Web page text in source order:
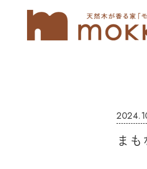
ま